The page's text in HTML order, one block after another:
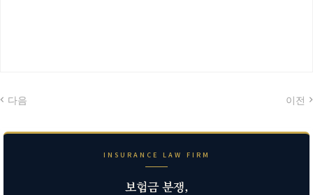
다음 이전
INSURANCE LAW FIRM
보험금 분쟁,